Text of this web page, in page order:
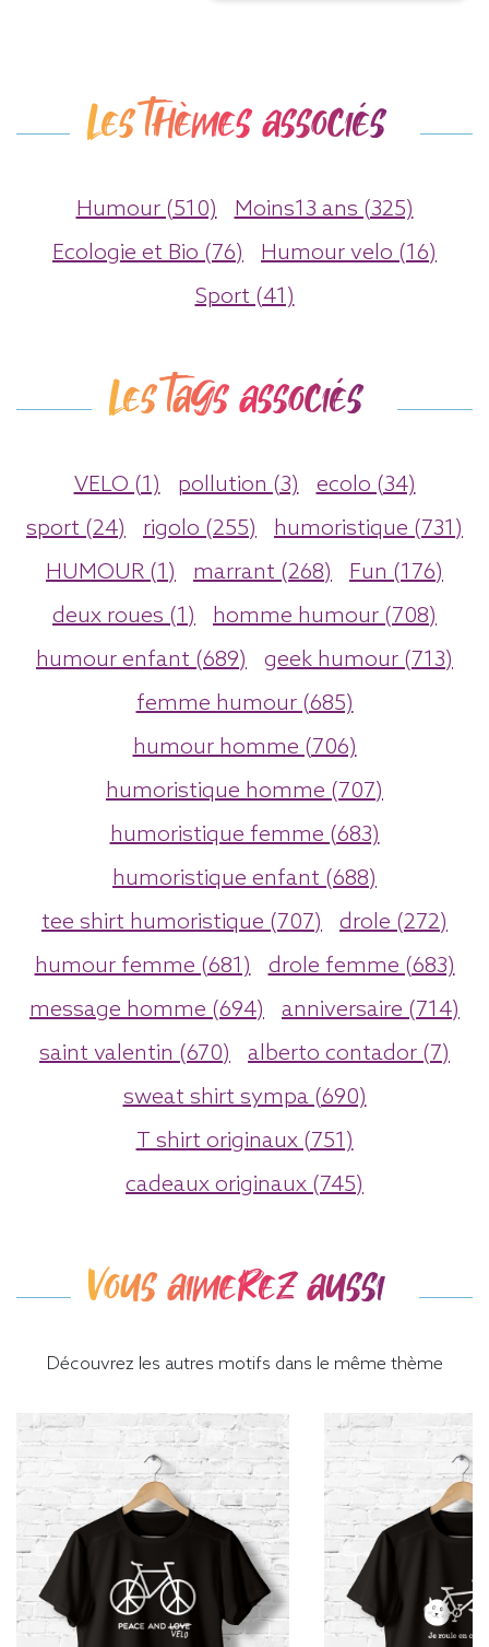
Les thèmes associés
Humour (510)
Moins13 ans (325)
Ecologie et Bio (76)
Humour velo (16)
Sport (41)
Les tags associés
VELO (1) pollution (3)
ecolo (34)
sport (24)
rigolo (255)
humoristique (731)
HUMOUR (1)
marrant (268)
Fun (176)
deux roues (1)
homme humour (708)
humour enfant (689)
geek humour (713)
femme humour (685)
humour homme (706)
humoristique homme (707)
humoristique femme (683)
humoristique enfant (688)
tee shirt humoristique (707)
drole (272)
humour femme (681)
drole femme (683)
message homme (694)
anniversaire (714)
saint valentin (670)
alberto contador (7)
sweat shirt sympa (690)
T shirt originaux (751)
cadeaux originaux (745)
Vous aimerez aussi
Découvrez les autres motifs dans le même thème